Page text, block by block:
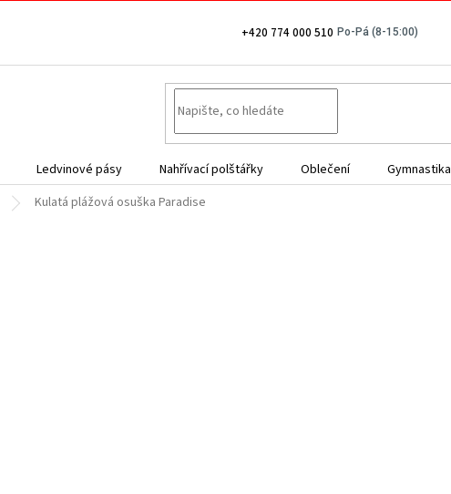
+420 774 000 510
Ledvinové pásy Nahřívací polštářky Oblečení Gymnastika
Kulatá plážová osuška Paradise